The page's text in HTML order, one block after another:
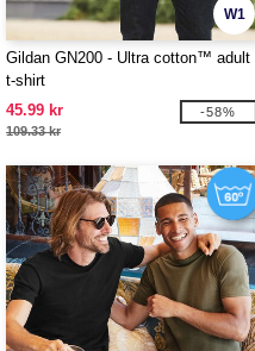
W1
Gildan GN200 - Ultra cotton™ adult
t-shirt
45.99 kr
109.33 kr
-58%